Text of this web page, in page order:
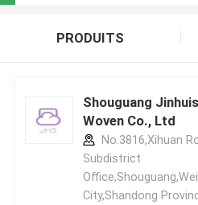
PRODUITS
Shouguang
Woven Co., Ltd
No.3816,Xihuan
Subdistrict
City,Shandong